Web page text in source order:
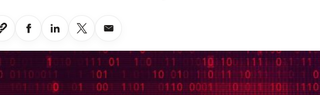
Link masolasa
Megosztas Facebookon
Megosztas LinkedInen
Megosztas X-en
Megosztas emailben